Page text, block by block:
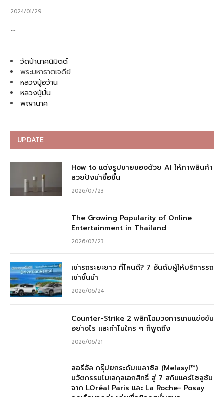
2024/01/29
…
วัดป่านาคนิมิตต์
พระมหาธาตเจดีย์
หลวงปู่อว้าน
หลวงปู่มั่น
พญานาค
UPDATE
How to แต่งรูปขายของด้วย AI ให้ภาพสินค้า
สวยปังน่าซื้อขึ้น
2026/07/23
The Growing Popularity of Online
Entertainment in Thailand
2026/07/23
เช่ารถระยะยาว ที่ไหนดี? 7 อันดับผู้ให้บริการรถ
เช่าชั้นนำ
2026/06/24
Counter-Strike 2 พลิกโฉมวงการเกมแข่งขัน
อย่างไร และทำไมใคร ๆ ก็พูดถึง
2026/06/21
ลอรีอัล กรุ๊ปยกระดับเมลาซิล (Melasyl™)
นวัตกรรมโมเลกุลเอกสิทธิ์ สู่ 7 สกินแคร์โซลูชัน
จาก LOréal Paris และ La Roche- Posay